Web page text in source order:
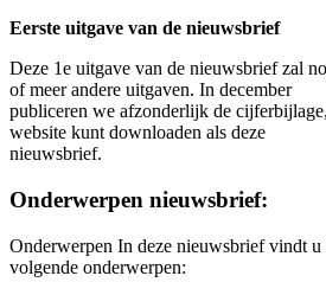
Eerste uitgave van de nieuwsbrief
Deze 1e uitgave van de nieuwsbrief zal
of meer andere uitgaven. In december
publiceren we afzonderlijk de
website kunt downloaden als deze
nieuwsbrief.
Onderwerpen nieuwsbrief:
Onderwerpen In deze nieuwsbrief vindt
volgende onderwerpen: